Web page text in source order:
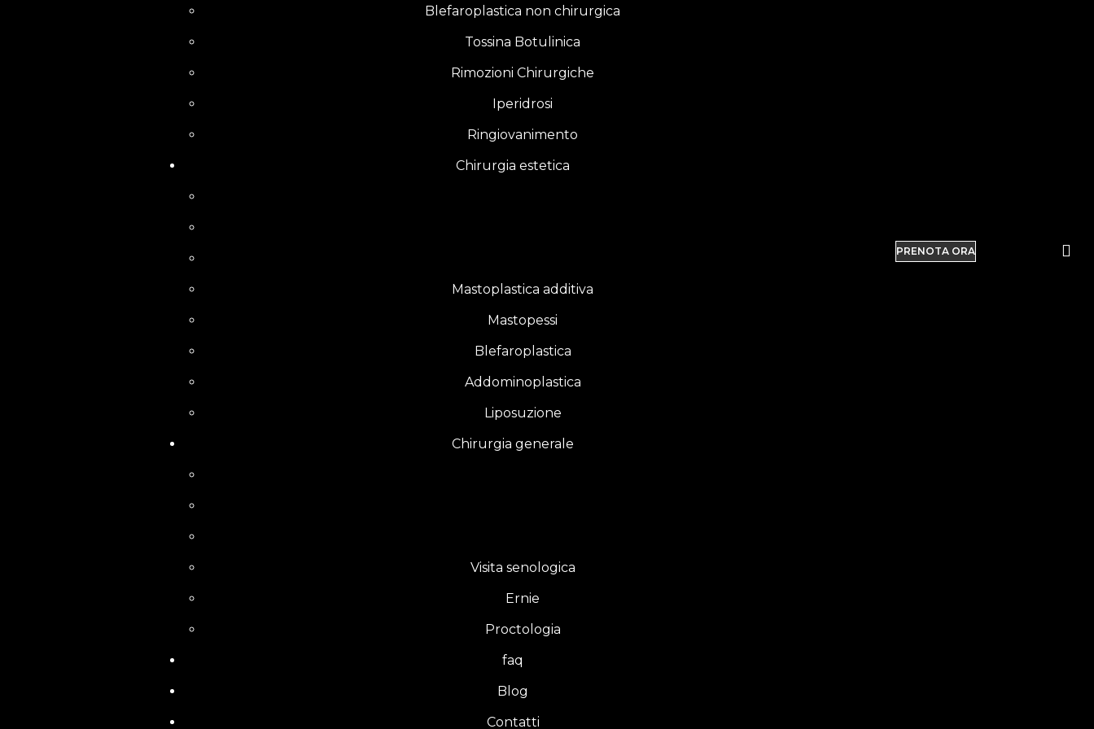
Blefaroplastica non chirurgica
Tossina Botulinica
Rimozioni Chirurgiche
Iperidrosi
Ringiovanimento
Chirurgia estetica
Mastoplastica additiva
Mastopessi
Blefaroplastica
Addominoplastica
Liposuzione
Chirurgia generale
Visita senologica
Ernie
Proctologia
faq
Blog
Contatti
PRENOTA ORA